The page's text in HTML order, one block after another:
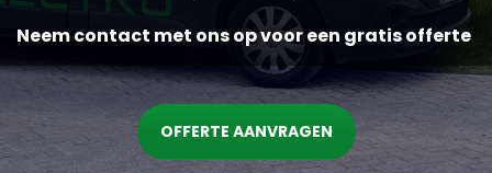
Neem contact met ons op voor een gratis offerte
OFFERTE AANVRAGEN